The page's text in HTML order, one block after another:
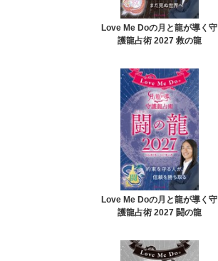
Love Me Doの月と龍が導く守
護龍占術 2027 救の龍
Love Me Doの月と龍が導く守
護龍占術 2027 闘の龍